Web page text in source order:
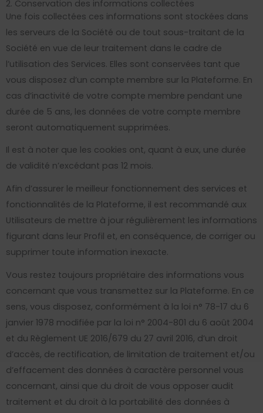
2. Conservation des informations collectées
Une fois collectées ces informations sont stockées dans
les serveurs de la Société ou de tout sous-traitant de la
Société en vue de leur traitement dans le cadre de
l’utilisation des Services. Elles sont conservées tant que
vous disposez d’un compte membre sur la Plateforme. En
cas d’inactivité de votre compte membre pendant une
durée de 5 ans, les données de votre compte membre
seront automatiquement supprimées.
Il est à noter que les cookies ont, quant à eux, une durée
de validité n’excédant pas 12 mois.
Afin d’assurer le meilleur fonctionnement des services et
fonctionnalités de la Plateforme, il est recommandé aux
Utilisateurs de mettre à jour régulièrement les informations
figurant dans leur Profil et, en conséquence, de corriger ou
supprimer toute information inexacte.
Vous restez toujours propriétaire des informations vous
concernant que vous transmettez sur la Plateforme. En ce
sens, vous disposez, conformément à la loi n° 78-17 du 6
janvier 1978 modifiée par la loi n° 2004-801 du 6 août 2004
et du Règlement UE 2016/679 du 27 avril 2016, d’un droit
d’accès, de rectification, de limitation de traitement et/ou
d’effacement des données à caractère personnel vous
concernant, ainsi que du droit de vous opposer audit
traitement et du droit à la portabilité des données à